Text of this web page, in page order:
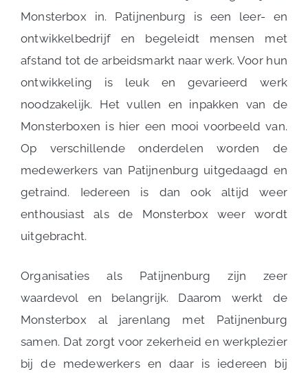
Monsterbox in. Patijnenburg is een leer- en
ontwikkelbedrijf en begeleidt mensen met
afstand tot de arbeidsmarkt naar werk. Voor hun
ontwikkeling is leuk en gevarieerd werk
noodzakelijk. Het vullen en inpakken van de
Monsterboxen is hier een mooi voorbeeld van.
Op verschillende onderdelen worden de
medewerkers van Patijnenburg uitgedaagd en
getraind. Iedereen is dan ook altijd weer
enthousiast als de Monsterbox weer wordt
uitgebracht.
Organisaties als Patijnenburg zijn zeer
waardevol en belangrijk. Daarom werkt de
Monsterbox al jarenlang met Patijnenburg
samen. Dat zorgt voor zekerheid en werkplezier
bij de medewerkers en daar is iedereen bij